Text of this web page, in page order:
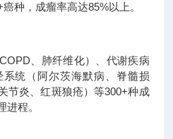
种，成瘤率高达85%以上。
、肺纤维化）、代谢疾病
系统（阿尔茨海默病、脊髓损
节炎、红斑狼疮）等300+种成
进程。